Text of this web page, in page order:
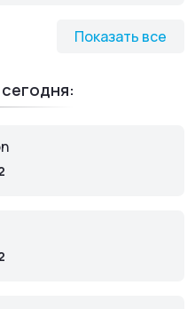
Показать все